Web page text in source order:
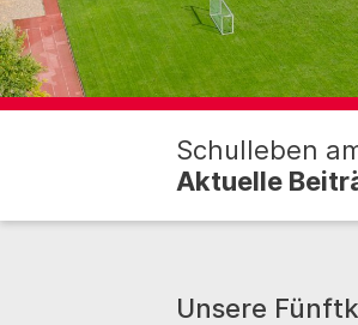
Schulleben
Aktuelle
Unsere